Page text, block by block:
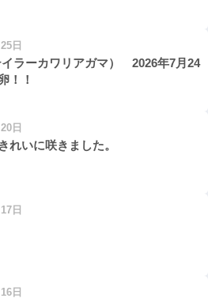
日
イラーカワリアガマ） 2026年7月24
！！
日
れいに咲きました。
日
日